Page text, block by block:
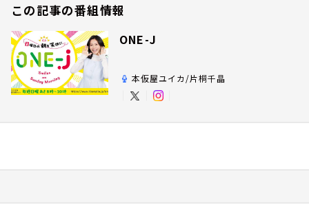
この記事の番組情報
ONE-J
本仮屋ユイカ/片桐千晶